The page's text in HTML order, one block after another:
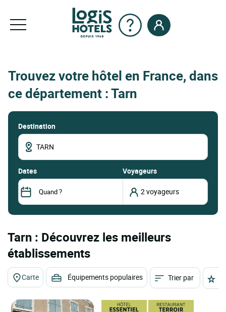
Trouvez votre hôtel en France, dans
ce département : Tarn
Destination
dates Voyageurs
Tarn : Découvrez les meilleurs
établissements
Carte Équipements populaires Trier par